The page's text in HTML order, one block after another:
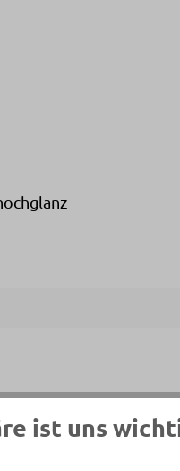
ist uns